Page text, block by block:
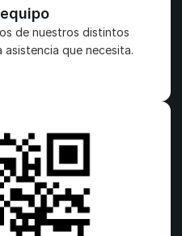
de nuestros distintos
que necesita.